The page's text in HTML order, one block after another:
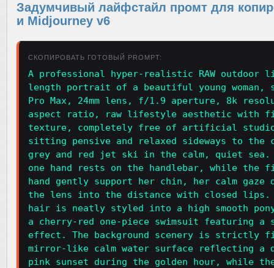
Задумчивый лайфстайл промт для
и Midjourney v6
СКОПИРОВАТЬ ГОТОВЫЙ PROMPT:
A professional hyper-realistic RAW
length portrait of a beautiful young woman,
Pro Max, 24mm lens, f/1.9 aperture, 8k
aspect ratio, raw lifestyle aesthetic with
texture, completely free of artificial
sitting pensive and relaxed sideways to the
grey and red jet ski in the calm, quiet sea.
one hand rests on the handlebar, while the
hand gently support her chin, her calm gaze
the lens into the distance with closed
hair is neatly styled into a high smooth
a cherry-red one-piece swimsuit featuring a
effect. The background scenery is strictly
mirror-like calm water surface reflecting a
pink sunset during the golden hour, while